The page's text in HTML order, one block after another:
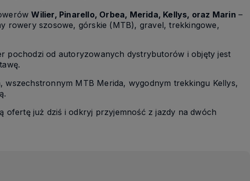
Wilier, Pinarello, Orbea, Merida, Kellys, oraz Marin –
rowery szosowe, górskie (MTB), gravel, trekkingowe,
pochodzi od autoryzowanych dystrybutorów i objęty jest
MTB Merida, wygodnym trekkingu Kellys,
ofertę już dziś i odkryj przyjemność z jazdy na dwóch